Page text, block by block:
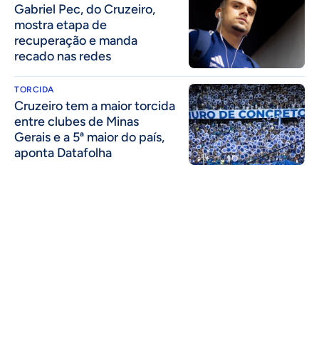
Gabriel Pec, do Cruzeiro,
mostra etapa de
recuperação e manda
recado nas redes
TORCIDA
Cruzeiro tem a maior torcida
entre clubes de Minas
Gerais e a 5ª maior do país,
aponta Datafolha